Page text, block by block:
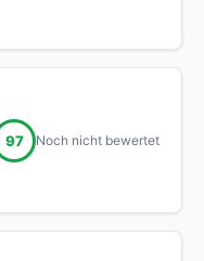
97 Noch nicht bewertet